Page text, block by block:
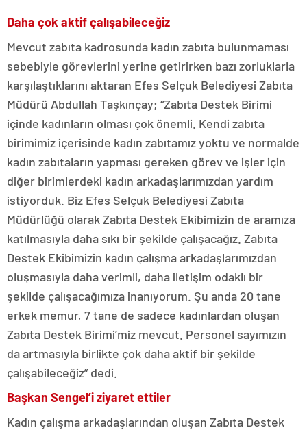
Daha çok aktif çalışabileceğiz
Mevcut zabıta kadrosunda kadın zabıta bulunmaması
sebebiyle görevlerini yerine getirirken bazı zorluklarla
karşılaştıklarını aktaran Efes Selçuk Belediyesi Zabıta
Müdürü Abdullah Taşkınçay; “Zabıta Destek Birimi
içinde kadınların olması çok önemli. Kendi zabıta
birimimiz içerisinde kadın zabıtamız yoktu ve normalde
kadın zabıtaların yapması gereken görev ve işler için
diğer birimlerdeki kadın arkadaşlarımızdan yardım
istiyorduk. Biz Efes Selçuk Belediyesi Zabıta
Müdürlüğü olarak Zabıta Destek Ekibimizin de aramıza
katılmasıyla daha sıkı bir şekilde çalışacağız. Zabıta
Destek Ekibimizin kadın çalışma arkadaşlarımızdan
oluşmasıyla daha verimli, daha iletişim odaklı bir
şekilde çalışacağımıza inanıyorum. Şu anda 20 tane
erkek memur, 7 tane de sadece kadınlardan oluşan
Zabıta Destek Birimi’miz mevcut. Personel sayımızın
da artmasıyla birlikte çok daha aktif bir şekilde
çalışabileceğiz” dedi.
Başkan Sengel’i ziyaret ettiler
Kadın çalışma arkadaşlarından oluşan Zabıta Destek